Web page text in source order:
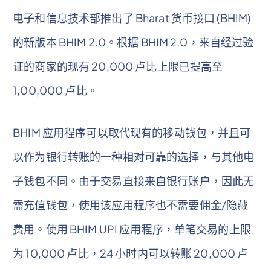
电子和信息技术部推出了 Bharat 货币接口 (BHIM)
的新版本 BHIM 2.0。根据 BHIM 2.0，来自经过验
证的商家的现有 20,000 卢比上限已提高至
1,00,000 卢比。
BHIM 应用程序可以取代现有的移动钱包，并且可
以作为银行转账的一种相对可靠的选择，与其他电
子钱包不同。由于交易直接来自银行账户，因此无
需充值钱包，使用该应用程序也不需要佣金/隐藏
费用。使用 BHIM UPI 应用程序，单笔交易的上限
为 10,000 卢比，24 小时内可以转账 20,000 卢